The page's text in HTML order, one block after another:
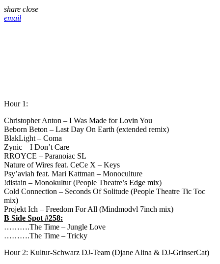
share close
email
Hour 1:
Christopher Anton – I Was Made for Lovin You
Beborn Beton – Last Day On Earth (extended remix)
BlakLight – Coma
Zynic – I Don’t Care
RROYCE – Paranoiac SL
Nature of Wires feat. CeCe X – Keys
Psy’aviah feat. Mari Kattman – Monoculture
!distain – Monokultur (People Theatre’s Edge mix)
Cold Connection – Seconds Of Solitude (People Theatre Tic Toc
mix)
Projekt Ich – Freedom For All (Mindmodvl 7inch mix)
B Side Spot #258:
……….The Time – Jungle Love
……….The Time – Tricky
Hour 2: Kultur-Schwarz DJ-Team (Djane Alina & DJ-GrinserCat)